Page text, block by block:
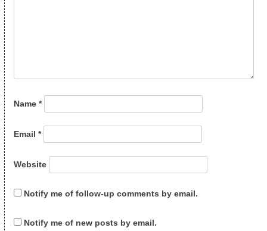
Name*
Email*
Website
Notify me of follow-up comments by email.
Notify me of new posts by email.